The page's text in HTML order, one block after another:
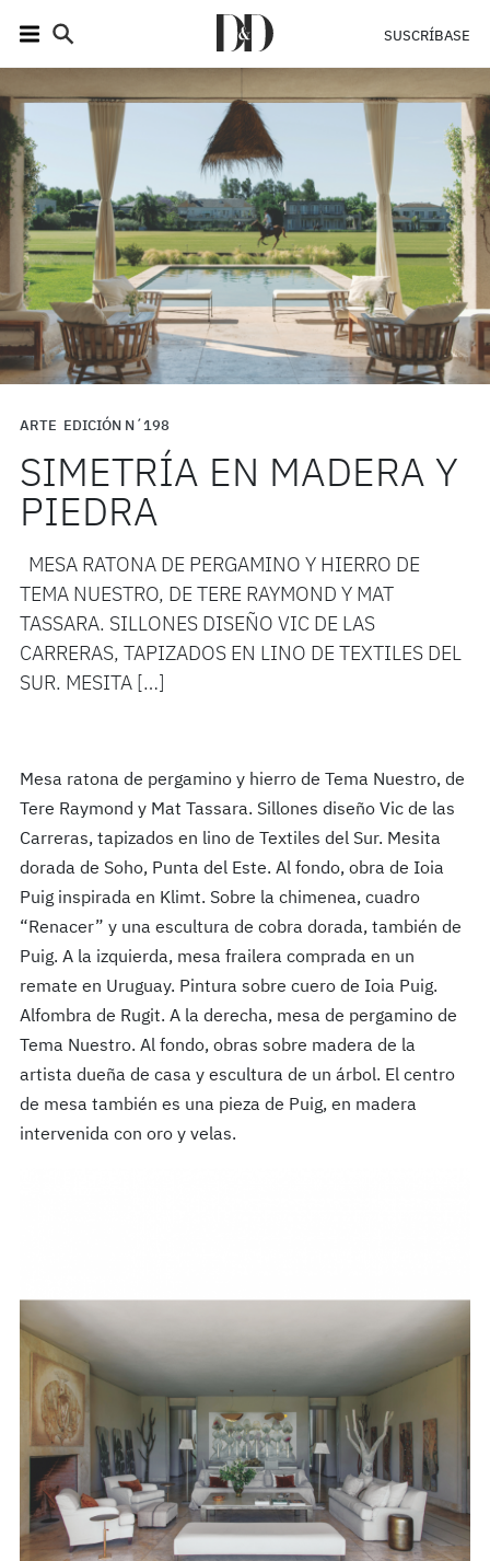
SUSCRÍBASE
ARTE EDICIÓN N´198
SIMETRÍA EN MADERA Y
PIEDRA
MESA RATONA DE PERGAMINO Y HIERRO DE
TEMA NUESTRO, DE TERE RAYMOND Y MAT
TASSARA. SILLONES DISEÑO VIC DE LAS
CARRERAS, TAPIZADOS EN LINO DE TEXTILES DEL
SUR. MESITA […]
Mesa ratona de pergamino y hierro de Tema Nuestro, de
Tere Raymond y Mat Tassara. Sillones diseño Vic de las
Carreras, tapizados en lino de Textiles del Sur. Mesita
dorada de Soho, Punta del Este. Al fondo, obra de Ioia
Puig inspirada en Klimt. Sobre la chimenea, cuadro
“Renacer” y una escultura de cobra dorada, también de
Puig. A la izquierda, mesa frailera comprada en un
remate en Uruguay. Pintura sobre cuero de Ioia Puig.
Alfombra de Rugit. A la derecha, mesa de pergamino de
Tema Nuestro. Al fondo, obras sobre madera de la
artista dueña de casa y escultura de un árbol. El centro
de mesa también es una pieza de Puig, en madera
intervenida con oro y velas.